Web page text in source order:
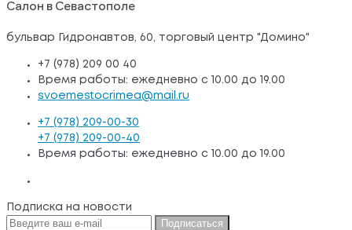
Салон в Севастополе
бульвар Гидронавтов, 60, торговый центр "Домино"
+7 (978) 209 00 40
Время работы: ежедневно с 10.00 до 19.00
svoemestocrimea@mail.ru
+7 (978) 209-00-30
+7 (978) 209-00-40
Время работы: ежедневно с 10.00 до 19.00
Подписка на новости
Подписаться